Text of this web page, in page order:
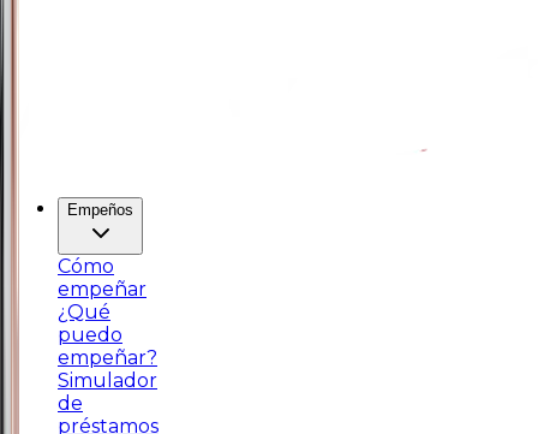
Empeños
Cómo
empeñar
¿Qué
puedo
empeñar?
Simulador
de
préstamos